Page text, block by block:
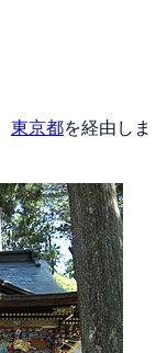
東京都を経由しま